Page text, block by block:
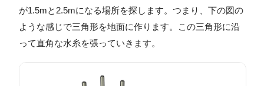
が1.5mと2.5mになる場所を探します。つまり、下の図の
ような感じで三角形を地面に作ります。この三角形に沿
って直角な水糸を張っていきます。